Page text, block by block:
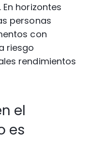
horizontes
personas
con
riesgo
rendimientos
el
es